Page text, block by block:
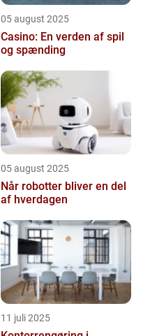
05 august 2025
Casino: En verden af spil
og spænding
05 august 2025
Når robotter bliver en del
af hverdagen
11 juli 2025